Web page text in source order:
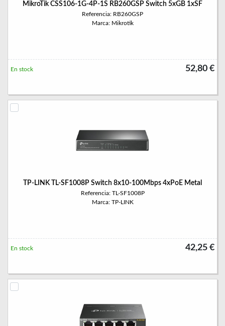
MikroTik CSS106-1G-4P-1S RB260GSP Switch 5xGB 1xSF
Referencia: RB260GSP
Marca: Mikrotik
52,80 €
En stock
TP-LINK TL-SF1008P Switch 8x10-100Mbps 4xPoE Metal
Referencia: TL-SF1008P
Marca: TP-LINK
42,25 €
En stock